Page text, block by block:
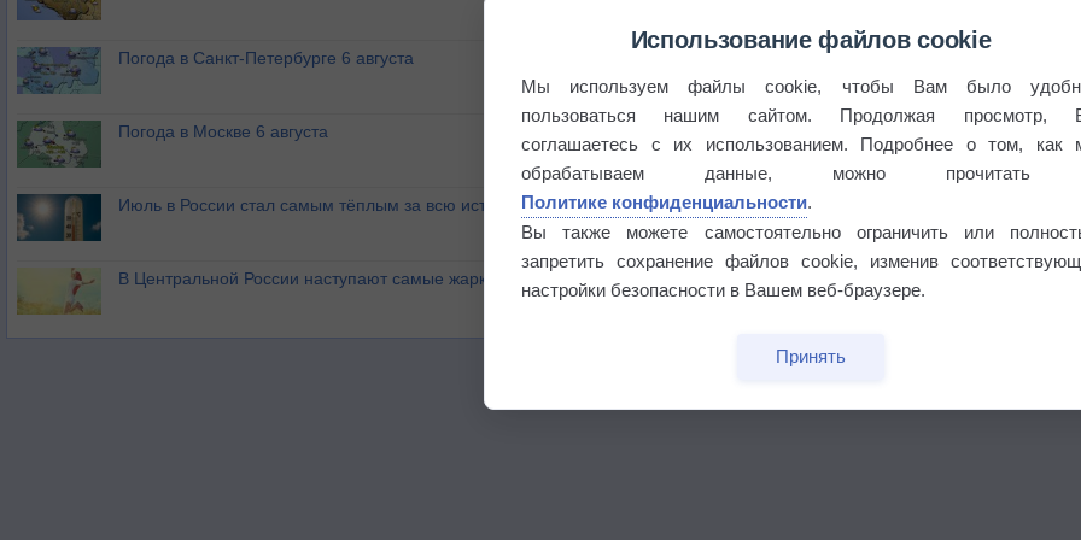
Погода в Санкт-Петербурге 6 августа
Погода в Москве 6 августа
Июль в России стал самым тёплым за всю историю
В Центральной России наступают самые жаркие дни этого лета
Использование файлов cookie
Мы используем файлы cookie, чтобы Вам было
пользоваться нашим сайтом. Продолжая просмотр,
соглашаетесь с их использованием. Подробнее о том, как
обрабатываем данные, можно прочитать
Политике конфиденциальности.
Вы также можете самостоятельно ограничить или
запретить сохранение файлов cookie, изменив
настройки безопасности в Вашем веб-браузере.
Принять